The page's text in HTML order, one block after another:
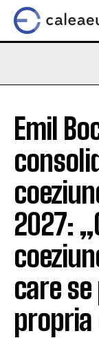
Emil
2027:
care
propria